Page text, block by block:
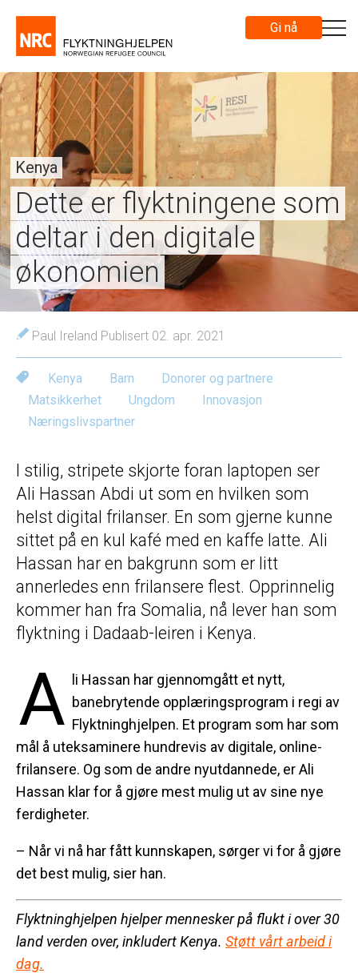
Gi nå
Kenya
Dette er flyktningene som
deltar i den digitale
økonomien
Paul Ireland Publisert 02. apr. 2021
Kenya Barn
Donorer og partnere
Matsikkerhet
Ungdom
Innovasjon
Næringslivspartner
I stilig, stripete skjorte foran laptopen ser
Ali Hassan Abdi ut som en hvilken som
helst digital frilanser. En som gjerne kunne
sittet på en kul kafé med en kaffe latte. Ali
Hassan har en bakgrunn som er litt
annerledes enn frilansere flest. Opprinnelig
kommer han fra Somalia, nå lever han som
flyktning i Dadaab-leiren i Kenya.
A li Hassan har gjennomgått et nytt,
banebrytende opplæringsprogram i regi av
Flyktninghjelpen. Et program som har som
mål å uteksaminere hundrevis av digitale, online-
frilansere. Og som de andre nyutdannede, er Ali
Hassan klar for å gjøre mest mulig ut av sine nye
ferdigheter.
– Når vi nå har fått kunnskapen, sørger vi for å gjøre
det best mulig, sier han.
Flyktninghjelpen hjelper mennesker på flukt i over 30
land verden over, inkludert Kenya. Støtt vårt arbeid i
dag.